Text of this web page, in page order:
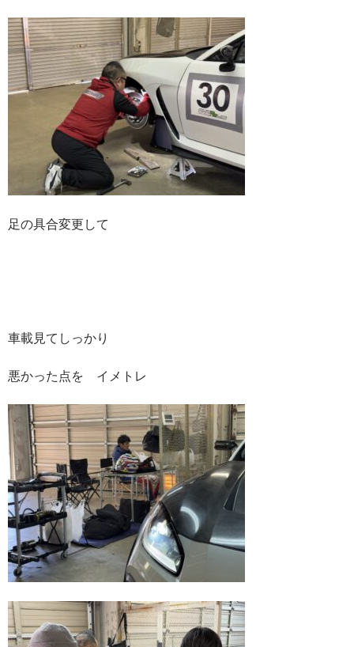
足の具合変更して
車載見てしっかり
悪かった点を イメトレ